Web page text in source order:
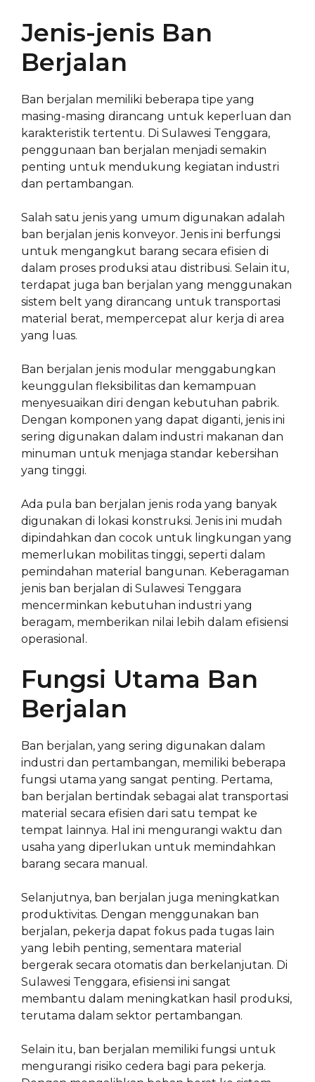
Jenis-jenis Ban
Berjalan
Ban berjalan memiliki beberapa tipe yang
masing-masing dirancang untuk keperluan dan
karakteristik tertentu. Di Sulawesi Tenggara,
penggunaan ban berjalan menjadi semakin
penting untuk mendukung kegiatan industri
dan pertambangan.
Salah satu jenis yang umum digunakan adalah
ban berjalan jenis konveyor. Jenis ini berfungsi
untuk mengangkut barang secara efisien di
dalam proses produksi atau distribusi. Selain itu,
terdapat juga ban berjalan yang menggunakan
sistem belt yang dirancang untuk transportasi
material berat, mempercepat alur kerja di area
yang luas.
Ban berjalan jenis modular menggabungkan
keunggulan fleksibilitas dan kemampuan
menyesuaikan diri dengan kebutuhan pabrik.
Dengan komponen yang dapat diganti, jenis ini
sering digunakan dalam industri makanan dan
minuman untuk menjaga standar kebersihan
yang tinggi.
Ada pula ban berjalan jenis roda yang banyak
digunakan di lokasi konstruksi. Jenis ini mudah
dipindahkan dan cocok untuk lingkungan yang
memerlukan mobilitas tinggi, seperti dalam
pemindahan material bangunan. Keberagaman
jenis ban berjalan di Sulawesi Tenggara
mencerminkan kebutuhan industri yang
beragam, memberikan nilai lebih dalam efisiensi
operasional.
Fungsi Utama Ban
Berjalan
Ban berjalan, yang sering digunakan dalam
industri dan pertambangan, memiliki beberapa
fungsi utama yang sangat penting. Pertama,
ban berjalan bertindak sebagai alat transportasi
material secara efisien dari satu tempat ke
tempat lainnya. Hal ini mengurangi waktu dan
usaha yang diperlukan untuk memindahkan
barang secara manual.
Selanjutnya, ban berjalan juga meningkatkan
produktivitas. Dengan menggunakan ban
berjalan, pekerja dapat fokus pada tugas lain
yang lebih penting, sementara material
bergerak secara otomatis dan berkelanjutan. Di
Sulawesi Tenggara, efisiensi ini sangat
membantu dalam meningkatkan hasil produksi,
terutama dalam sektor pertambangan.
Selain itu, ban berjalan memiliki fungsi untuk
mengurangi risiko cedera bagi para pekerja.